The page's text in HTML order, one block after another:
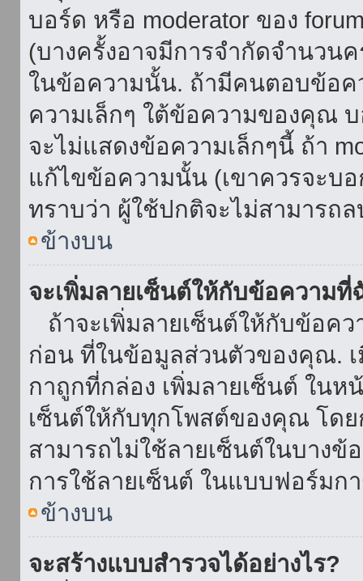
บอร์ด หรือ moderator ของ
(บางครั้งอาจมีการจำกัดจำนวน
ในข้อความนั้น. ถ้ามีคนตอบข้อ
ความเล็กๆ ใต้ข้อความของคุณ
จะไม่แสดงข้อความเล็กๆนี้ ถ้า
แก้ไขข้อความนั้น (เขาควรจะบ
ทราบว่า ผู้ใช้ปกติจะไม่สามารถ
ข้างบน
จะเพิ่มลายเซ็นต์ให้กับข้อความที่
ถ้าจะเพิ่มลายเซ็นต์ให้กับข้อค
ก่อน ที่ในข้อมูลส่วนตัวของคุณ.
กาถูกที่กล่อง เพิ่มลายเซ็นต์ ใน
เซ็นต์ให้กับทุกโพสต์ของคุณ โด
สามารถไม่ใช้ลายเซ็นต์ในบางข้
การใช้ลายเซ็นต์ ในแบบฟอร์มก
ข้างบน
จะสร้างแบบสำรวจได้อย่างไร?